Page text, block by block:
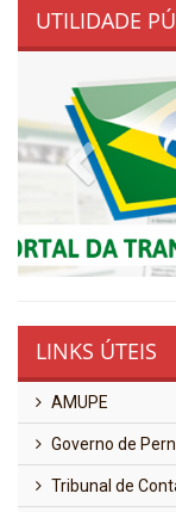
UTILIDADE
LINKS ÚTEIS
AMUPE
Governo de
Tribunal de